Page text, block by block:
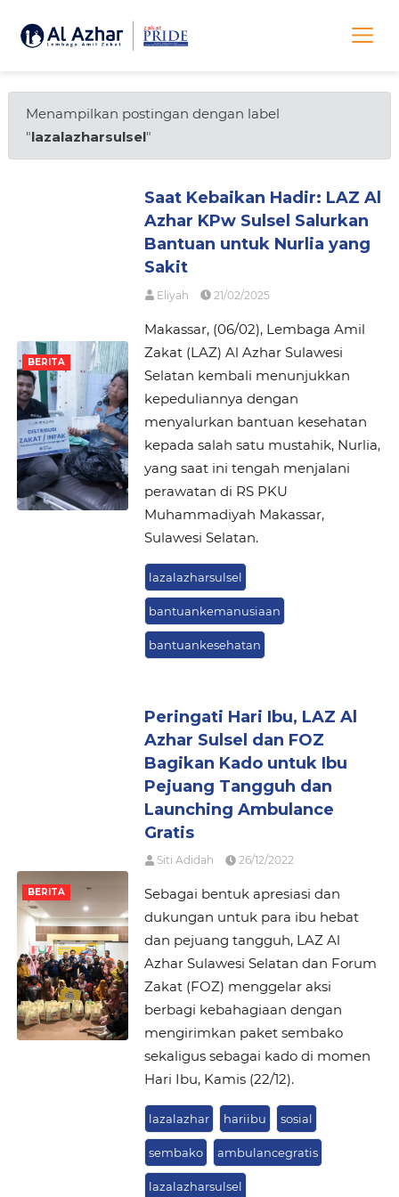
Menampilkan postingan dengan label
"lazalazharsulsel"
BERITA
Saat Kebaikan Hadir: LAZ Al
Azhar KPw Sulsel Salurkan
Bantuan untuk Nurlia yang
Sakit
Eliyah 21/02/2025
Makassar, (06/02), Lembaga Amil
Zakat (LAZ) Al Azhar Sulawesi
Selatan kembali menunjukkan
kepeduliannya dengan
menyalurkan bantuan kesehatan
kepada salah satu mustahik, Nurlia,
yang saat ini tengah menjalani
perawatan di RS PKU
Muhammadiyah Makassar,
Sulawesi Selatan.
lazalazharsulsel
bantuankemanusiaan
bantuankesehatan
BERITA
Peringati Hari Ibu, LAZ Al
Azhar Sulsel dan FOZ
Bagikan Kado untuk Ibu
Pejuang Tangguh dan
Launching Ambulance
Gratis
Siti Adidah 26/12/2022
Sebagai bentuk apresiasi dan
dukungan untuk para ibu hebat
dan pejuang tangguh, LAZ Al
Azhar Sulawesi Selatan dan Forum
Zakat (FOZ) menggelar aksi
berbagi kebahagiaan dengan
mengirimkan paket sembako
sekaligus sebagai kado di momen
Hari Ibu, Kamis (22/12).
lazalazhar hariibu sosial
sembako ambulancegratis
lazalazharsulsel